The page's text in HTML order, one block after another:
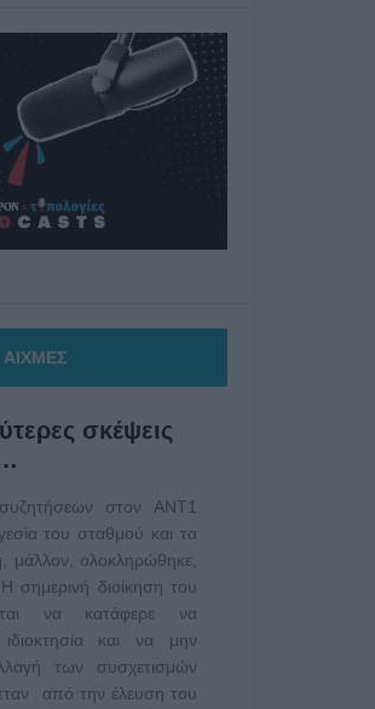
ΑΙΧΜΕΣ
σκέψεις
στον ΑΝΤ1
του σταθμού και τα
μάλλον, ολοκληρώθηκε,
διοίκηση του
να κατάφερε να
ιδιοκτησία και να μην
των συσχετισμών
από την έλευση του